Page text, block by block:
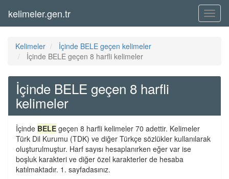
Menü
kelimeler.gen.tr
Kelimeler
İçinde BELE geçen kelimeler
İçinde BELE geçen 8 harfli kelimeler
İçinde BELE geçen 8 harfli
kelimeler
İçinde BELE geçen 8 harfli kelimeler 70 adettir. Kelimeler
Türk Dil Kurumu (TDK) ve diğer Türkçe sözlükler kullanılarak
oluşturulmuştur. Harf sayısı hesaplanırken eğer var ise
boşluk karakteri ve diğer özel karakterler de hesaba
katılmaktadır. 1. sayfadasınız.